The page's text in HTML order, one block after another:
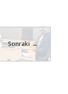
Sonraki